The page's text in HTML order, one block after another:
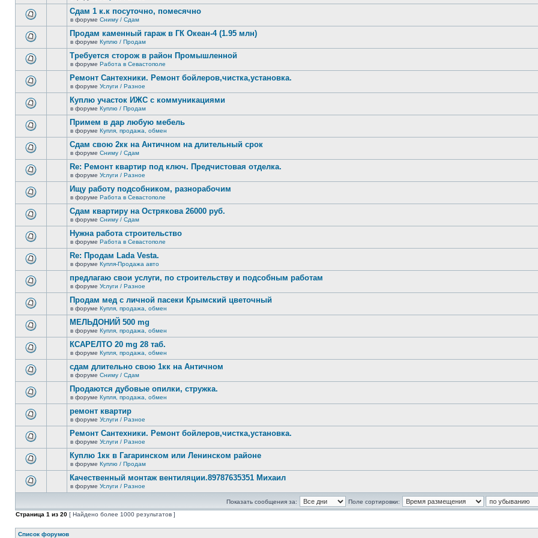
новых
непрочитанных
сообщений.
новых
непрочитанных
сообщений.
новых
непрочитанных
сообщений.
Сдам 1 к.к посуточно, помесячно
в форуме Сниму / Сдам
новых
непрочитанных
сообщений.
Продам каменный гараж в ГК Океан-4 (1.95 млн)
в форуме Куплю / Продам
новых
непрочитанных
сообщений.
Требуется сторож в район Промышленной
в форуме Работа в Севастополе
новых
непрочитанных
сообщений.
Ремонт Сантехники. Ремонт бойлеров,чистка,установка.
в форуме Услуги / Разное
новых
непрочитанных
сообщений.
Куплю участок ИЖС с коммуникациями
в форуме Куплю / Продам
новых
непрочитанных
сообщений.
Примем в дар любую мебель
в форуме Купля, продажа, обмен
новых
непрочитанных
сообщений.
Сдам свою 2кк на Античном на длительный срок
в форуме Сниму / Сдам
новых
непрочитанных
сообщений.
Re: Ремонт квартир под ключ. Предчистовая отделка.
в форуме Услуги / Разное
новых
непрочитанных
сообщений.
Ищу работу подсобником, разнорабочим
в форуме Работа в Севастополе
новых
непрочитанных
сообщений.
Сдам квартиру на Острякова 26000 руб.
в форуме Сниму / Сдам
новых
непрочитанных
сообщений.
Нужна работа строительство
в форуме Работа в Севастополе
новых
непрочитанных
сообщений.
Re: Продам Lada Vesta.
в форуме Купля-Продажа авто
новых
непрочитанных
сообщений.
предлагаю свои услуги, по строительству и подсобным работам
в форуме Услуги / Разное
новых
непрочитанных
сообщений.
Продам мед с личной пасеки Крымский цветочный
в форуме Купля, продажа, обмен
новых
непрочитанных
сообщений.
МЕЛЬДОНИЙ 500 mg
в форуме Купля, продажа, обмен
новых
непрочитанных
сообщений.
КСАРЕЛТО 20 mg 28 таб.
в форуме Купля, продажа, обмен
новых
непрочитанных
сообщений.
сдам длительно свою 1кк на Античном
в форуме Сниму / Сдам
новых
непрочитанных
сообщений.
Продаются дубовые опилки, стружка.
в форуме Купля, продажа, обмен
новых
непрочитанных
сообщений.
ремонт квартир
в форуме Услуги / Разное
новых
непрочитанных
сообщений.
Ремонт Сантехники. Ремонт бойлеров,чистка,установка.
в форуме Услуги / Разное
новых
сообщений.
Куплю 1кк в Гагаринском или Ленинском районе
в форуме Куплю / Продам
нет
новых
сообщений.
Качественный монтаж вентиляции.89787635351 Михаил
в форуме Услуги / Разное
Показать сообщения за:
Поле сортировки:
Страница 1 из 20 [ Найдено более 1000 результатов ]
Список форумов